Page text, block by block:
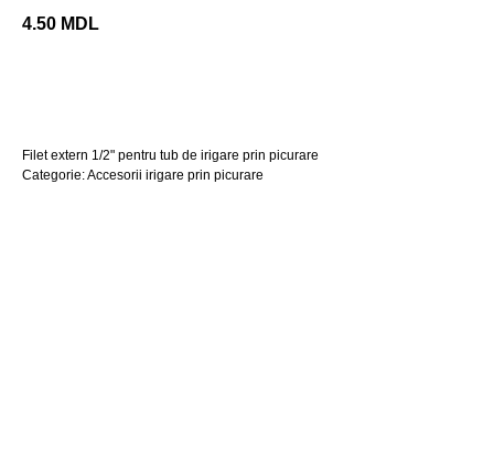
4.50 MDL
Filet extern 1/2" pentru tub de irigare prin picurare
Categorie: Accesorii irigare prin picurare